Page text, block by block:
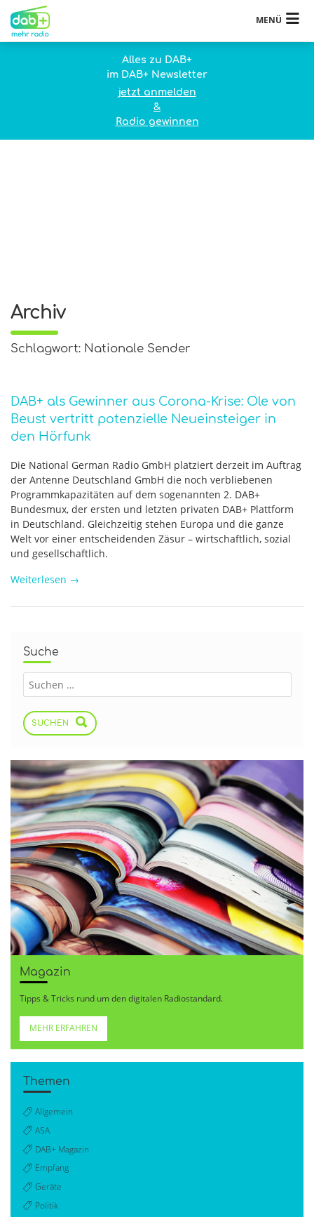
MENÜ
Alles zu DAB+
im DAB+ Newsletter
jetzt anmelden
&
Radio gewinnen
Archiv
Schlagwort: Nationale Sender
DAB+ als Gewinner aus Corona-Krise: Ole von
Beust vertritt potenzielle Neueinsteiger in
den Hörfunk
Die National German Radio GmbH platziert derzeit im Auftrag
der Antenne Deutschland GmbH die noch verbliebenen
Programmkapazitäten auf dem sogenannten 2. DAB+
Bundesmux, der ersten und letzten privaten DAB+ Plattform
in Deutschland. Gleichzeitig stehen Europa und die ganze
Welt vor einer entscheidenden Zäsur – wirtschaftlich, sozial
und gesellschaftlich.
Weiterlesen →
Suche
SUCHEN
Magazin
Tipps & Tricks rund um den digitalen Radiostandard.
MEHR ERFAHREN
Themen
Allgemein
ASA
DAB+ Magazin
Empfang
Geräte
Politik